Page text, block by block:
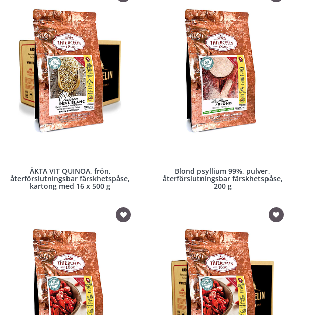
ÄKTA VIT QUINOA, frön,
återförslutningsbar färskhetspåse,
kartong med 16 x 500 g
Blond psyllium 99%, pulver,
återförslutningsbar färskhetspåse,
200 g